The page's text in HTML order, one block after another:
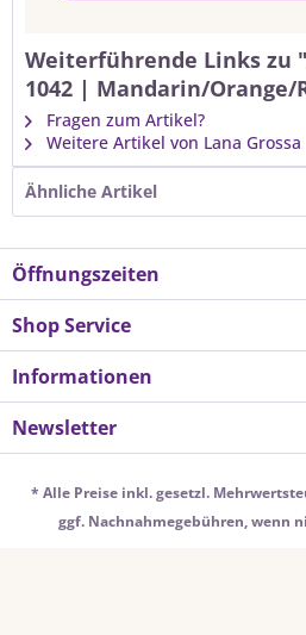
Weiterführende Links zu
1042 | Mandarin/Orange/
Fragen zum Artikel?
Weitere Artikel von Lana Grossa
Ähnliche Artikel
Öffnungszeiten
Shop Service
Informationen
Newsletter
* Alle Preise inkl. gesetzl.
ggf. Nachnahmegebühren, wenn